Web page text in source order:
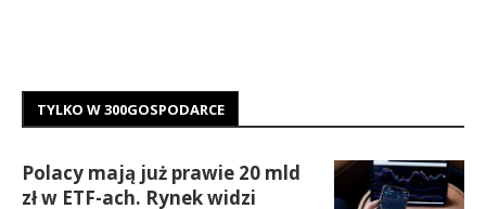
TYLKO W 300GOSPODARCE
Polacy mają już prawie 20 mld
zł w ETF-ach. Rynek widzi